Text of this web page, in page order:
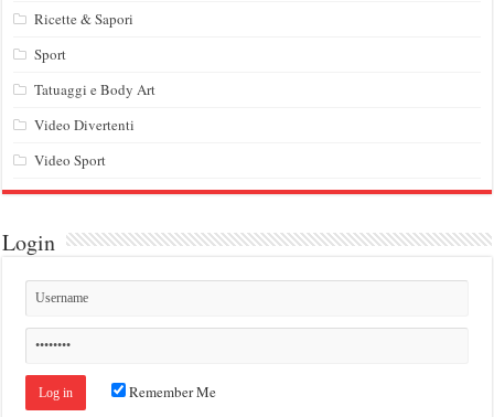
Ricette & Sapori
Sport
Tatuaggi e Body Art
Video Divertenti
Video Sport
Login
Remember Me